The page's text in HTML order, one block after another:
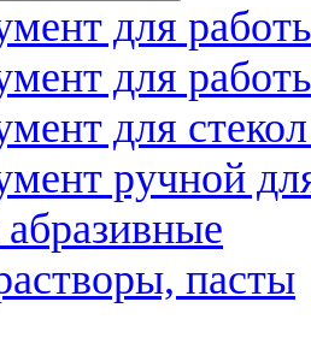
для
для
для
ручной
пасты